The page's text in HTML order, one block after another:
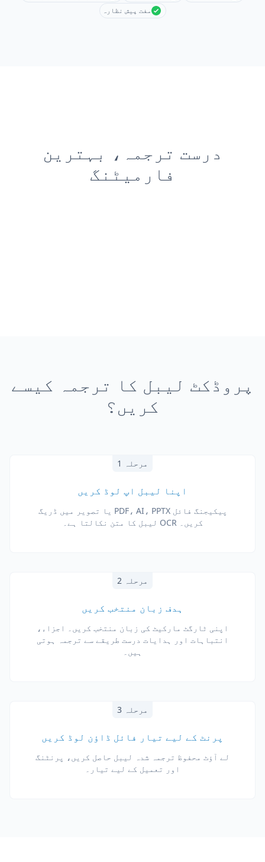
مفت پیش نظارہ
درست ترجمہ، بہترین
فارمیٹنگ
پروڈکٹ لیبل کا ترجمہ کیسے
کریں؟
مرحلہ 1
اپنا لیبل اپ لوڈ کریں
پیکیجنگ فائل PDF، AI، PPTX یا تصویر میں ڈریگ
کریں۔ OCR لیبل کا متن نکالتا ہے۔
مرحلہ 2
ہدف زبان منتخب کریں
اپنی ٹارگٹ مارکیٹ کی زبان منتخب کریں۔ اجزاء،
انتباہات اور ہدایات درست طریقے سے ترجمہ ہوتی
ہیں۔
مرحلہ 3
پرنٹ کے لیے تیار فائل ڈاؤن لوڈ کریں
لے آؤٹ محفوظ ترجمہ شدہ لیبل حاصل کریں، پرنٹنگ
اور تعمیل کے لیے تیار۔